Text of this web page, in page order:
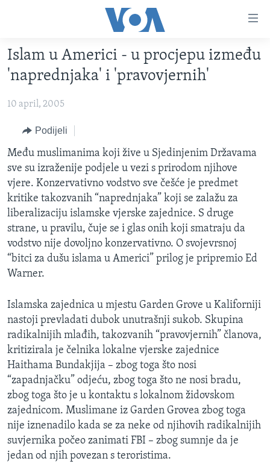
glavni
sadržaj
na
navigaciju
Idi
na
pretragu
VIDEO
FOTOGRAFIJE DANA
VIJESTI
SJEDINJENE AMERIČKE DRŽAVE
BOSNA I HERCEGOVINA
SVIJET
NAUKA I TEHNOLOGIJA
SPECIJALNI PROJEKTI
KORUPCIJA
SLOBODA MEDIJA
ŽENSKA STRANA
IZBJEGLIČKA STRANA
O GLASU AMERIKE
Learning English
PRATITE NAS
Jezici
Islam u Americi - u procjepu između
'naprednjaka' i 'pravovjernih'
10 april, 2005
Podijeli
Među muslimanima koji žive u Sjedinjenim Državama
sve su izraženije podjele u vezi s prirodom njihove
vjere. Konzervativno vodstvo sve češće je predmet
kritike takozvanih “naprednjaka” koji se zalažu za
liberalizaciju islamske vjerske zajednice. S druge
strane, u pravilu, čuje se i glas onih koji smatraju da
vodstvo nije dovoljno konzervativno. O svojevrsnoj
“bitci za dušu islama u Americi” prilog je pripremio Ed
Warner.
Islamska zajednica u mjestu Garden Grove u Kaliforniji
nastoji prevladati dubok unutrašnji sukob. Skupina
radikalnijih mlađih, takozvanih “pravovjernih” članova,
kritizirala je čelnika lokalne vjerske zajednice
Haithama Bundakjija – zbog toga što nosi
“zapadnjačku” odjeću, zbog toga što ne nosi bradu,
zbog toga što je u kontaktu s lokalnom židovskom
zajednicom. Muslimane iz Garden Grovea zbog toga
nije iznenadilo kada se za neke od njihovih radikalnijih
suvjernika počeo zanimati FBI – zbog sumnje da je
jedan od njih povezan s teroristima.